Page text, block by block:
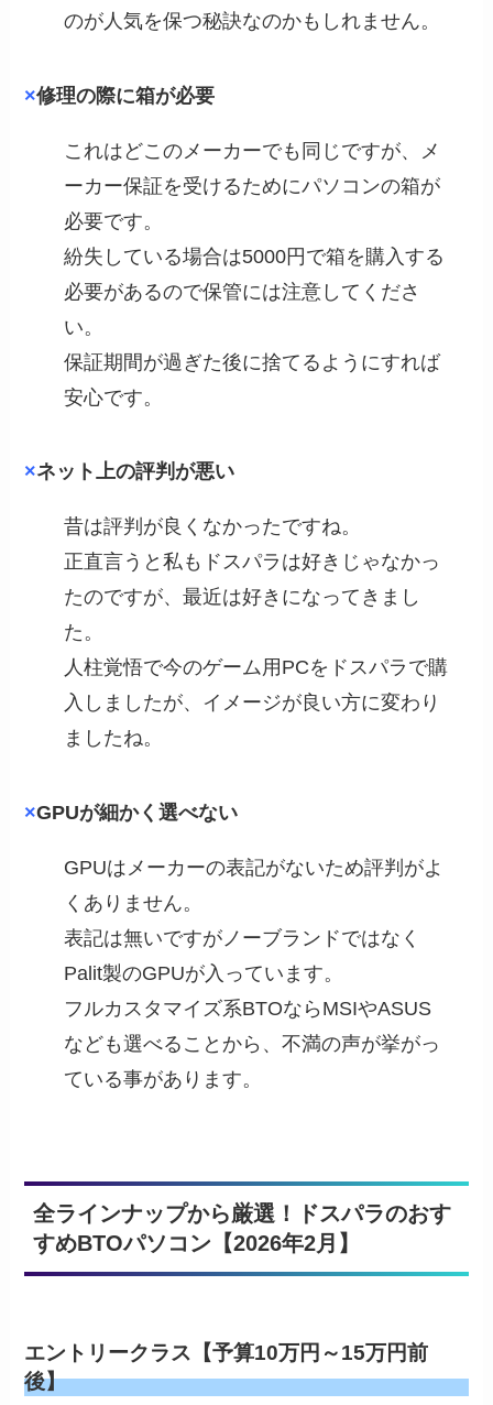
のが人気を保つ秘訣なのかもしれません。
×修理の際に箱が必要
これはどこのメーカーでも同じですが、メ
ーカー保証を受けるためにパソコンの箱が
必要です。
紛失している場合は5000円で箱を購入する
必要があるので保管には注意してくださ
い。
保証期間が過ぎた後に捨てるようにすれば
安心です。
×ネット上の評判が悪い
昔は評判が良くなかったですね。
正直言うと私もドスパラは好きじゃなかっ
たのですが、最近は好きになってきまし
た。
人柱覚悟で今のゲーム用PCをドスパラで購
入しましたが、イメージが良い方に変わり
ましたね。
×GPUが細かく選べない
GPUはメーカーの表記がないため評判がよ
くありません。
表記は無いですがノーブランドではなく
Palit製のGPUが入っています。
フルカスタマイズ系BTOならMSIやASUS
なども選べることから、不満の声が挙がっ
ている事があります。
全ラインナップから厳選！ドスパラのおす
すめBTOパソコン【2026年2月】
エントリークラス【予算10万円～15万円前
後】